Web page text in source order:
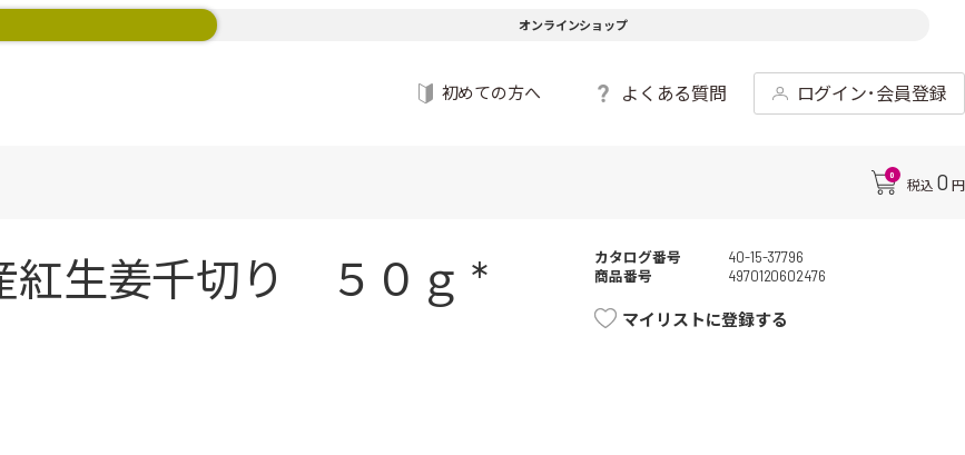
オンラインショップ
初めての方へ よくある質問 ログイン･会員登録
0
税込 0 円
生姜千切り ５０ｇ * カタログ番号
40-15-37796
商品番号
4970120602476
マイリストに登録する